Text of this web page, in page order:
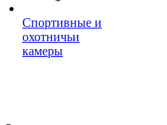
Спортивные и
охотничьи
камеры